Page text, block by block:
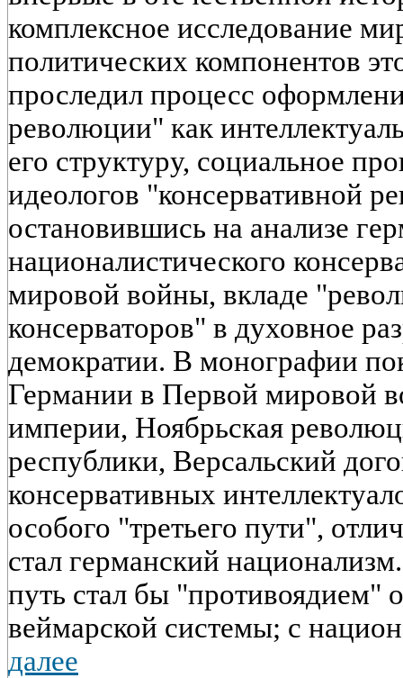
комплексное исследование
политических компонентов
проследил процесс
революции" как
его структуру, социальное
идеологов "консервативной
остановившись на анализе
националистического
мировой войны, вкладе
консерваторов" в духовное
демократии. В монографии
Германии в Первой мировой
империи, Ноябрьская
республики, Версальский
консервативных
особого "третьего пути",
стал германский
путь стал бы "противоядием"
веймарской системы; с
далее